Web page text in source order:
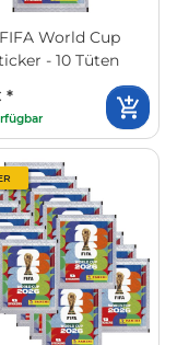
World Cup
- 10 Tüten
*